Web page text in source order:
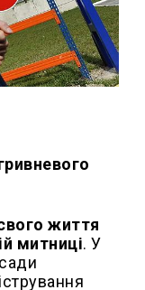
життя
митниці. У